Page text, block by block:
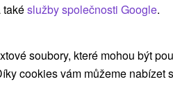
sítě)*
takéslužby společnosti Google.
soubory, které mohou být
cookies vám můžeme